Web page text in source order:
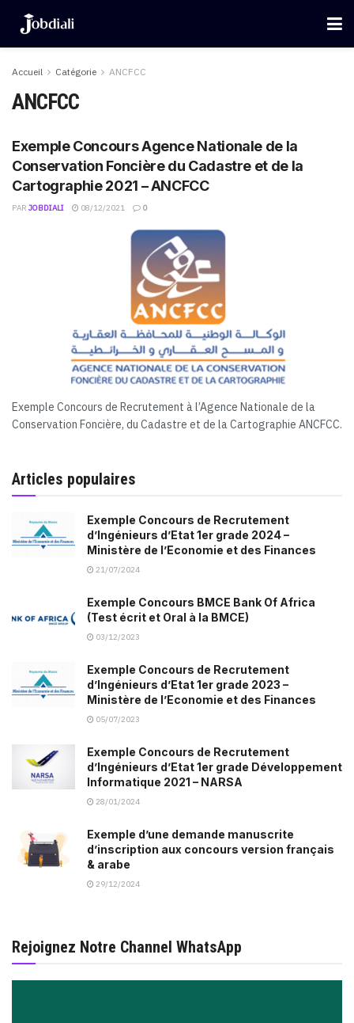
Accueil Catégorie ANCFCC
ANCFCC
Exemple Concours Agence Nationale de la
Conservation Foncière du Cadastre et de la
Cartographie 2021 – ANCFCC
PAR JOBDIALI 08/12/2021 0
Exemple Concours de Recrutement à l’Agence Nationale de la
Conservation Foncière, du Cadastre et de la Cartographie ANCFCC.
Articles populaires
Exemple Concours de Recrutement
d’Ingénieurs d’Etat 1er grade 2024 –
Ministère de l’Economie et des Finances
21/07/2024
Exemple Concours BMCE Bank Of Africa
(Test écrit et Oral à la BMCE)
03/12/2023
Exemple Concours de Recrutement
d’Ingénieurs d’Etat 1er grade 2023 –
Ministère de l’Economie et des Finances
05/07/2023
Exemple Concours de Recrutement
d’Ingénieurs d’Etat 1er grade Développement
Informatique 2021 – NARSA
28/01/2024
Exemple d’une demande manuscrite
d’inscription aux concours version français
& arabe
29/12/2024
Rejoignez Notre Channel WhatsApp